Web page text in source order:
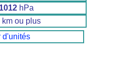
1012 hPa
ou plus
d'unités